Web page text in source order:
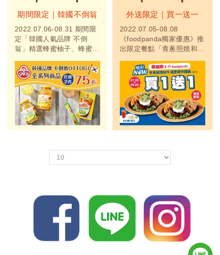
期間限定｜韓國不倒翁
2022.07.06-08.31 期間限
定「韓國人氣品牌 不倒
翁」精選蜂蜜柚子、蜂蜜青
商品任2件即享75折優惠，
超值折扣，機會難得，敬請
把握。
外送限定｜買一送一
2022.07.05-08.08
《foodpanda獨家優惠》推
出限定餐點「青蔥照燒和牛
送一優惠。